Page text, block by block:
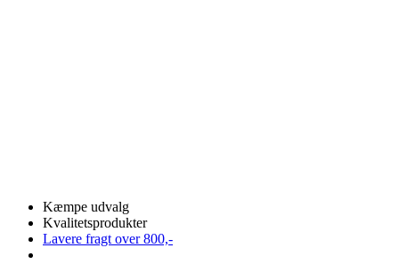
Kæmpe udvalg
Kvalitetsprodukter
Lavere fragt over 800,-